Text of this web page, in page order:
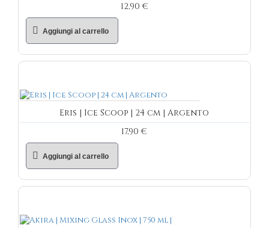
12,90 €
Aggiungi al carrello
Eris | Ice Scoop | 24 cm | Argento
17,90 €
Aggiungi al carrello